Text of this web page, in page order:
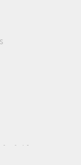
difuzorius